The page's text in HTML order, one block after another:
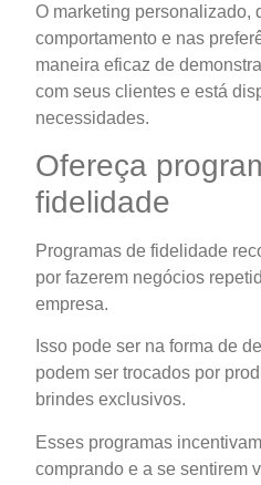
O marketing personalizado,
comportamento e nas
maneira eficaz de
com seus clientes e está
necessidades.
Ofereça
fidelidade
Programas de fidelidade
por fazerem negócios
empresa.
Isso pode ser na forma de
podem ser trocados por
brindes exclusivos.
Esses programas
comprando e a se sentirem